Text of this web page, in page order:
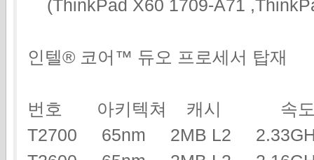
(ThinkPad X60 1709-A71
인텔® 코어™ 듀오 프로세서 탑재
번호 아키텍쳐 캐시 속도
T2700 65nm 2MB L2